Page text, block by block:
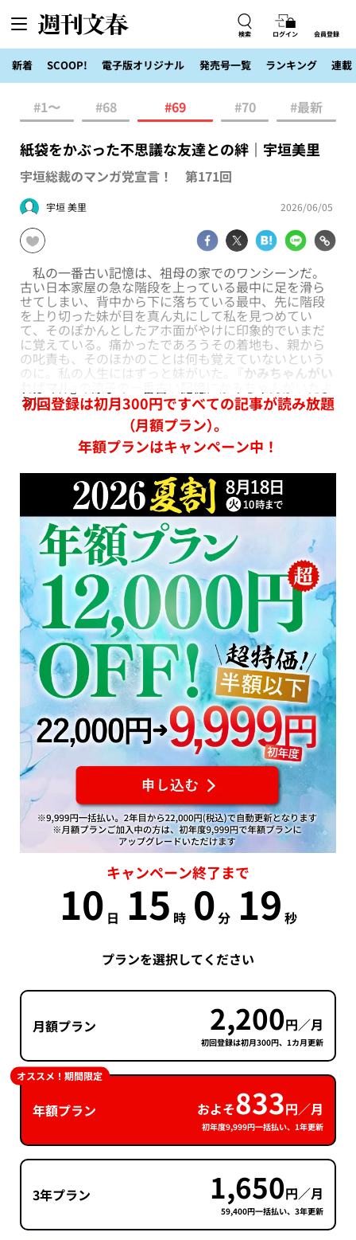
検索 ログイン 会員登録
新着 SCOOP! 電子版オリジナル 発売号一覧 ランキング 連載
#1〜 #68 #69 #70 #最新
紙袋をかぶった不思議な友達との絆｜宇垣美里
宇垣総裁のマンガ党宣言！ 第171回
宇垣 美里 2026/06/05
私の一番古い記憶は、祖母の家でのワンシーンだ。
古い日本家屋の急な階段を上っている最中に足を滑ら
せてしまい、背中から下に落ちている最中、先に階段
を上り切った妹が目を真ん丸にして私を見つめてい
て、そのぽかんとしたアホ面がやけに印象的でいまだ
に覚えている。痛かったであろうその着地も、親から
の叱責も、そのほかのことは何も覚えていないという
のに。私の人生にはずっと妹がいた。『 かみちゃんがい
うに。
初回登録は初月300円ですべての記事が読み放題
（月額プラン）。
年額プランはキャンペーン中！
キャンペーン終了まで
10 日 15 時 0分 18 秒
プランを選択してください
月額プラン 2,200円／月
初回登録は初月300円、1カ月更新
年額プラン およそ833円／月
初年度9,999円一括払い、1年更新
オススメ！期間限定
3年プラン 1,650円／月
59,400円一括払い、3年更新